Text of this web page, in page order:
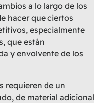
a lo largo de los
hacer que ciertos
especialmente
que están
y envolvente de los
requieren de un
de material adicional